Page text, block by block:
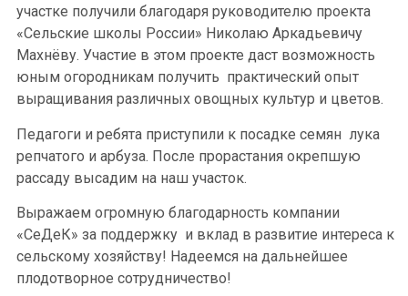
участке получили благодаря руководителю проекта
«Сельские школы России» Николаю Аркадьевичу
Махнёву. Участие в этом проекте даст возможность
юным огородникам получить практический опыт
выращивания различных овощных культур и цветов.
Педагоги и ребята приступили к посадке семян лука
репчатого и арбуза. После прорастания окрепшую
рассаду высадим на наш участок.
Выражаем огромную благодарность компании
«СеДеК» за поддержку и вклад в развитие интереса к
сельскому хозяйству! Надеемся на дальнейшее
плодотворное сотрудничество!